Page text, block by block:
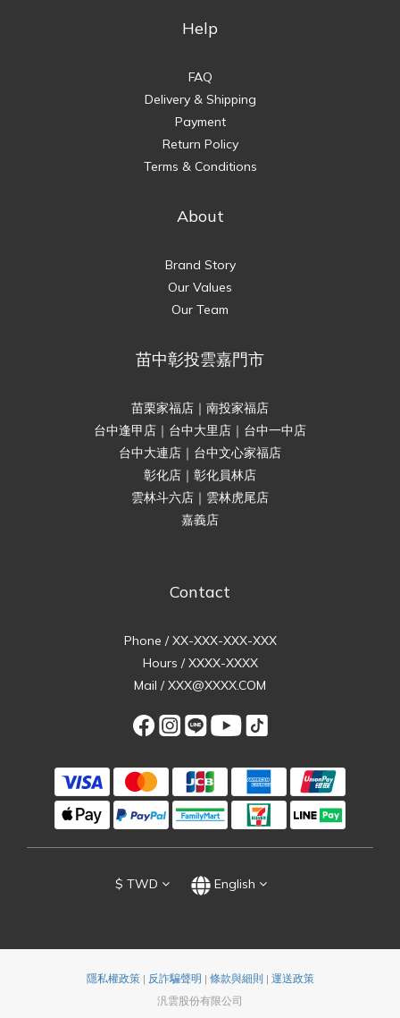
Help
FAQ
Delivery & Shipping
Payment
Return Policy
Terms & Conditions
About
Brand Story
Our Values
Our Team
苗中彰投雲嘉門市
苗栗家福店｜南投家福店
台中逢甲店｜台中大里店｜台中一中店
台中大連店｜台中文心家福店
彰化店｜彰化員林店
雲林斗六店｜雲林虎尾店
嘉義店
Contact
Phone / XX-XXX-XXX-XXX
Hours / XXXX-XXXX
Mail / XXX@XXXX.COM
$ TWD English
隱私權政策| 反詐騙聲明 | 條款與細則 | 運送政策
汎雲股份有限公司